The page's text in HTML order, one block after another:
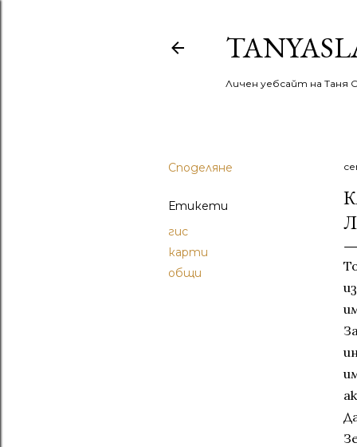
Личен уебсайт на Таня
Споделяне
Етикети
гис
карти
общи